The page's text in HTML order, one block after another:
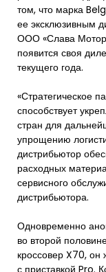
том, что марка
ее эксклюзивным
ООО «Слава
появится своя
текущего года.
«Стратегическое
способствует
стран для
упрощению
дистрибьютор
расходных
сервисного
дистрибьютора.
Одновременно
во второй
кроссовер X70,
с приставкой Pro.